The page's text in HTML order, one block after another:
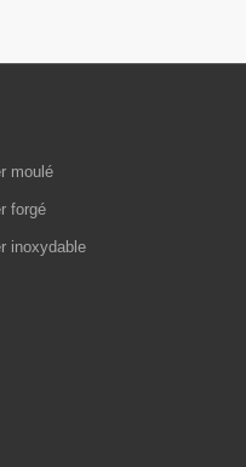
moulé
forgé
inoxydable